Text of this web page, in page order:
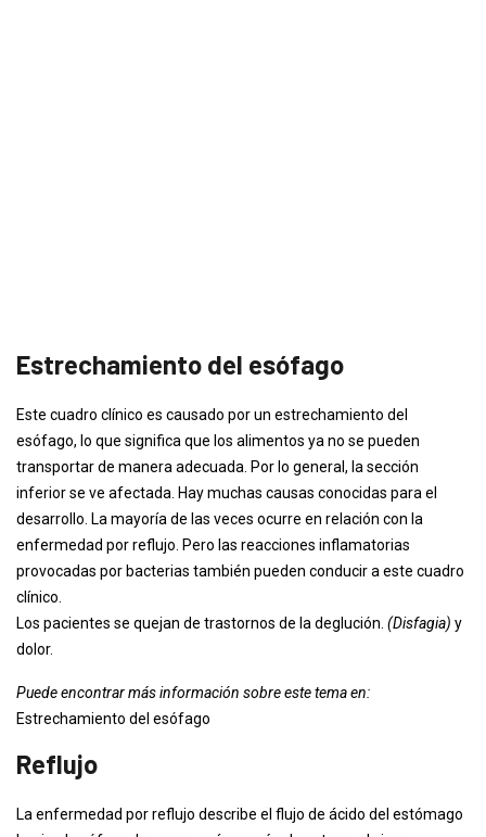
Estrechamiento del esófago
Este cuadro clínico es causado por un estrechamiento del
esófago, lo que significa que los alimentos ya no se pueden
transportar de manera adecuada. Por lo general, la sección
inferior se ve afectada. Hay muchas causas conocidas para el
desarrollo. La mayoría de las veces ocurre en relación con la
enfermedad por reflujo. Pero las reacciones inflamatorias
provocadas por bacterias también pueden conducir a este cuadro
clínico.
Los pacientes se quejan de trastornos de la deglución. (Disfagia) y
dolor.
Puede encontrar más información sobre este tema en:
Estrechamiento del esófago
Reflujo
La enfermedad por reflujo describe el flujo de ácido del estómago